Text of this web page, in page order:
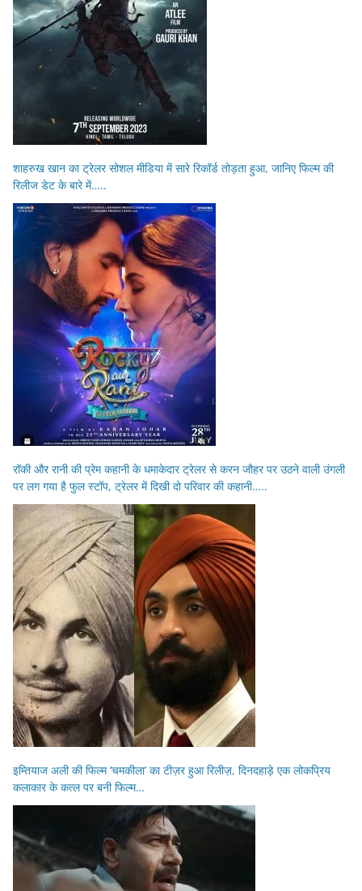
शाहरुख खान का ट्रेलर सोशल मीडिया में सारे रिकॉर्ड तोड़ता हुआ, जानिए फिल्म की
रिलीज डेट के बारे में…..
रॉकी और रानी की प्रेम कहानी के धमाकेदार ट्रेलर से करन जौहर पर उठने वाली उंगली
पर लग गया है फुल स्टॉप, ट्रेलर में दिखी दो परिवार की कहानी…..
इम्तियाज अली की फिल्म ‘चमकीला’ का टीज़र हुआ रिलीज़, दिनदहाड़े एक लोकप्रिय
कलाकार के कत्ल पर बनी फिल्म…